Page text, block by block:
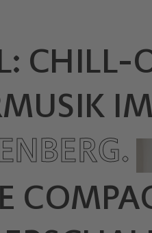
CHILL-